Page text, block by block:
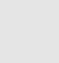
Statistiken